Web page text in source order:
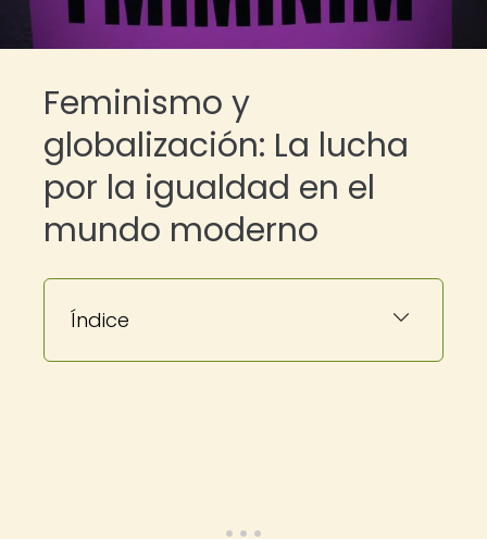
Feminismo y
globalización: La lucha
por la igualdad en el
mundo moderno
Índice